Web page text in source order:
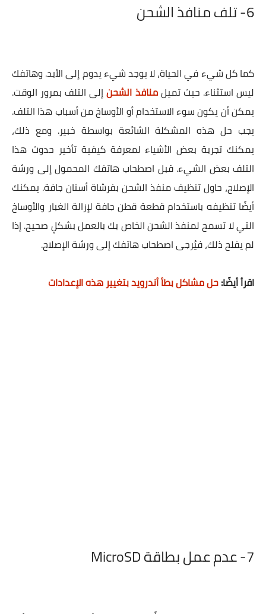
6- تلف منافذ الشحن
كما كل شيء في الحياة، لا يوجد شيء يدوم إلى الأبد. وهاتفك
ليس استثناء. حيث تميلمنافذ الشحنإلى التلف بمرور الوقت.
يمكن أن يكون سوء الاستخدام أو الأوساخ من أسباب هذا التلف.
يجب حل هذه المشكلة الشائعة بواسطة خبير. ومع ذلك،
يمكنك تجربة بعض الأشياء لمعرفة كيفية تأخير حدوث هذا
التلف بعض الشيء. قبل اصطحاب هاتفك المحمول إلى ورشة
الإصلاح، حاول تنظيف منفذ الشحن بفرشاة أسنان جافة. يمكنك
أيضًا تنظيفه باستخدام قطعة قطن جافة لإزالة الغبار والأوساخ
التي لا تسمح لمنفذ الشحن الخاص بك بالعمل بشكلٍ صحيح. إذا
لم يفلح ذلك، فيُرجى اصطحاب هاتفك إلى ورشة الإصلاح.
اقرأ أيضًا:حل مشاكل بطأ أندرويد بتغيير هذه الإعدادات
7- عدم عمل بطاقة MicroSD